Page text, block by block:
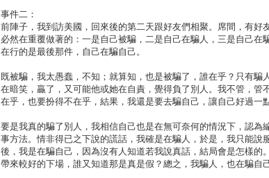
事件二：
前陣子，我到訪美國，回來後的第二天跟好友們相聚。席間，有好
必然在重覆做著的：一是自己被騙，二是自己在騙人，三是自己在
在行的是最後那件，自己在騙自己。
既被騙，我太愚蠢，不知；就算知，也是被騙了，誰在乎？只有騙
在暗笑，贏了，又可能他或她在自責，覺得負了別人。我不管，管
在乎，也要扮得不在乎，結果，我還是要去騙自己，讓自己好過一
要是我真的騙了別人，我相信自己也是在無可奈何的情況下，認為
事方法。情非得已之下說的謊話，我確是在騙人，於是，我只能說
後，我是在騙自己，因為沒有人知道若我說真話，結局會是怎樣的
帶來較好的下場，誰又知道那是真是假？總之，我騙人，也在騙自己